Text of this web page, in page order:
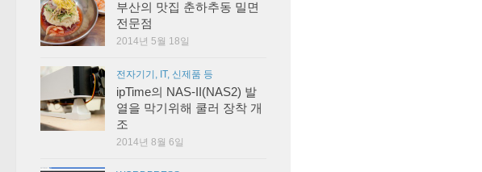
부산의 맛집 춘하추동 밀면
전문점
2014년 5월 18일
전자기기, IT, 신제품 등
ipTime의 NAS-II(NAS2) 발
열을 막기위해 쿨러 장착 개
조
2014년 8월 6일